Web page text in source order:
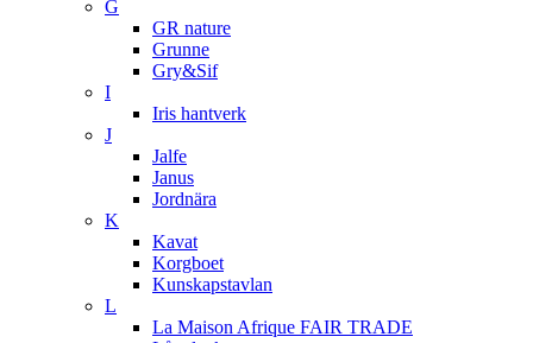
G
GR nature
Grunne
Gry&Sif
I
Iris hantverk
J
Jalfe
Janus
Jordnära
K
Kavat
Korgboet
Kunskapstavlan
L
La Maison Afrique FAIR TRADE